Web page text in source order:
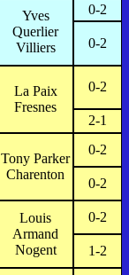
Yves
Querlier
Villiers
0-2
0-2
La Paix
Fresnes
0-2
2-1
Tony Parker
Charenton
0-2
0-2
Louis
Armand
Nogent
0-2
1-2